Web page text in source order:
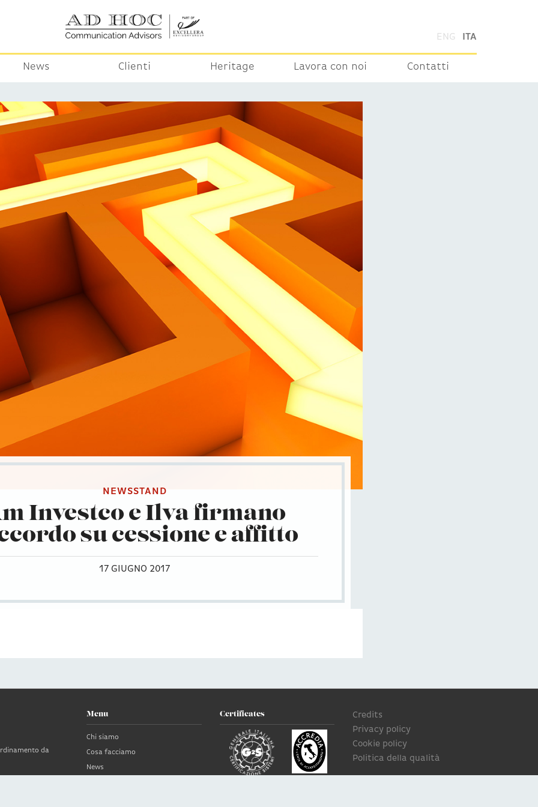
ENG ITA
News Clienti Heritage Lavora con noi Contatti
NEWSSTAND
Investco e Ilva firmano
su cessione e affitto
17 GIUGNO 2017
da
Menu
Chi siamo
Cosa facciamo
News
Certificates
Credits
Privacy policy
Cookie policy
Politica della qualità